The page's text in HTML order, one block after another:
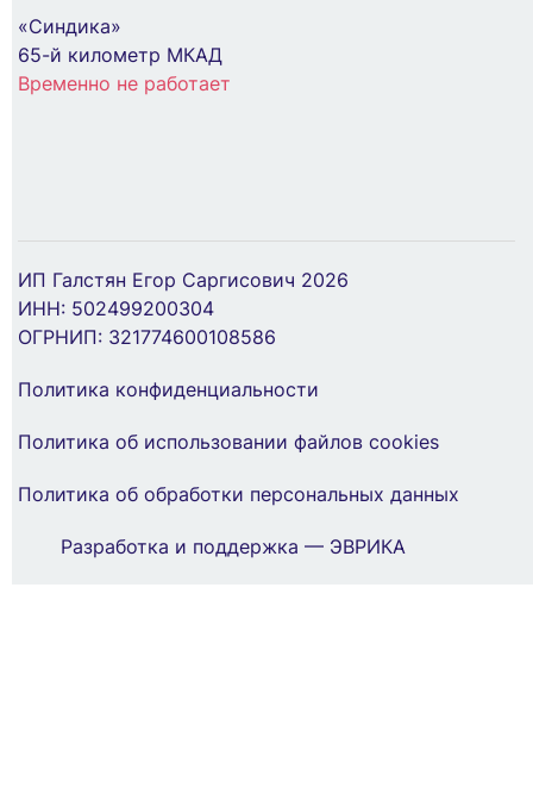
«Синдика»
65-й километр МКАД
Временно не работает
ИП Галстян Егор Саргисович 2026
ИНН: 502499200304
ОГРНИП: 321774600108586
Политика конфиденциальности
Политика об использовании файлов cookies
Политика об обработки персональных данных
Разработка и поддержка — ЭВРИКА